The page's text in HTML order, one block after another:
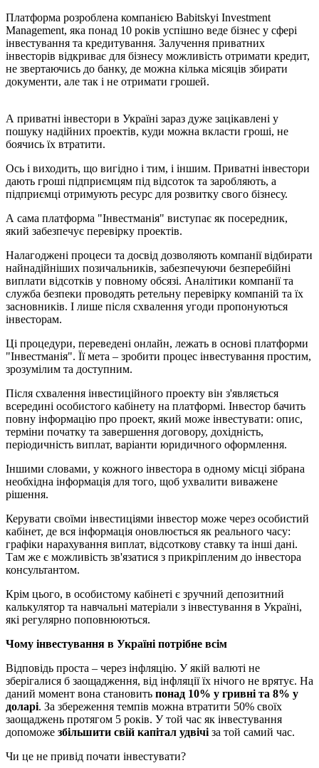
Платформа розроблена компанією Babitskyi Investment
Management, яка понад 10 років успішно веде бізнес у сфері
інвестування та кредитування. Залучення приватних
інвесторів відкриває для бізнесу можливість отримати кредит,
не звертаючись до банку, де можна кілька місяців збирати
документи, але так і не отримати грошей.
А приватні інвестори в Україні зараз дуже зацікавлені у
пошуку надійних проектів, куди можна вкласти гроші, не
боячись їх втратити.
Ось і виходить, що вигідно і тим, і іншим. Приватні інвестори
дають гроші підприємцям під відсоток та заробляють, а
підприємці отримують ресурс для розвитку свого бізнесу.
А сама платформа "Інвестманія" виступає як посередник,
який забезпечує перевірку проектів.
Налагоджені процеси та досвід дозволяють компанії відбирати
найнадійніших позичальників, забезпечуючи безперебійні
виплати відсотків у повному обсязі. Аналітики компанії та
служба безпеки проводять ретельну перевірку компаній та їх
засновників. І лише після схвалення угоди пропонуються
інвесторам.
Ці процедури, переведені онлайн, лежать в основі платформи
"Інвестманія". Її мета – зробити процес інвестування простим,
зрозумілим та доступним.
Після схвалення інвестиційного проекту він з'являється
всередині особистого кабінету на платформі. Інвестор бачить
повну інформацію про проект, який може інвестувати: опис,
терміни початку та завершення договору, дохідність,
періодичність виплат, варіанти юридичного оформлення.
Іншими словами, у кожного інвестора в одному місці зібрана
необхідна інформація для того, щоб ухвалити виважене
рішення.
Керувати своїми інвестиціями інвестор може через особистий
кабінет, де вся інформація оновлюється як реального часу:
графіки нарахування виплат, відсоткову ставку та інші дані.
Там же є можливість зв'язатися з прикріпленим до інвестора
консультантом.
Крім цього, в особистому кабінеті є зручний депозитний
калькулятор та навчальні матеріали з інвестування в Україні,
які регулярно поповнюються.
Чому інвестування в Україні потрібне всім
Відповідь проста – через інфляцію. У якій валюті не
зберігалися б заощадження, від інфляції їх нічого не врятує. На
даний момент вона становить понад 10% у гривні та 8% у
доларі. За збереження темпів можна втратити 50% своїх
заощаджень протягом 5 років. У той час як інвестування
допоможе збільшити свій капітал удвічі за той самий час.
Чи це не привід почати інвестувати?